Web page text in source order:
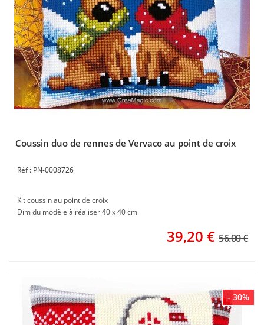
Coussin duo de rennes de Vervaco au point de croix
PN-0008726
Kit coussin au point de croix
Dim du modèle à réaliser 40 x 40 cm
39,20 € 56.00 €
- 30%